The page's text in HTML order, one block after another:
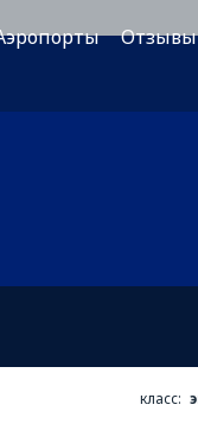
Отзывы
класс: